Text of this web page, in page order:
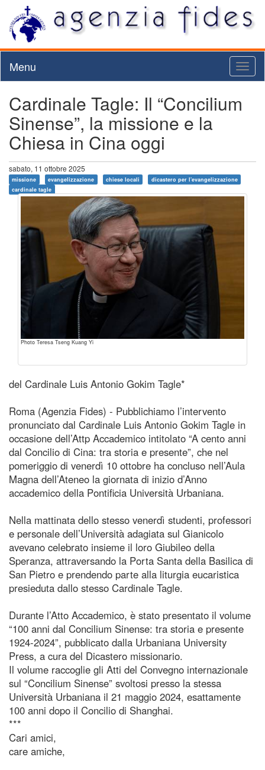
Menu
Cardinale Tagle: Il “Concilium
Sinense”, la missione e la
Chiesa in Cina oggi
sabato, 11 ottobre 2025
missione evangelizzazione chiese locali
dicastero per l'evangelizzazione
cardinale tagle
Photo Teresa Tseng Kuang Yi
del Cardinale Luis Antonio Gokim Tagle*
Roma (Agenzia Fides) - Pubblichiamo l’intervento
pronunciato dal Cardinale Luis Antonio Gokim Tagle in
occasione dell’Attp Accademico intitolato “A cento anni
dal Concilio di Cina: tra storia e presente”, che nel
pomeriggio di venerdì 10 ottobre ha concluso nell’Aula
Magna dell’Ateneo la giornata di inizio d’Anno
accademico della Pontificia Università Urbaniana.
Nella mattinata dello stesso venerdì studenti, professori
e personale dell’Università adagiata sul Gianicolo
avevano celebrato insieme il loro Giubileo della
Speranza, attraversando la Porta Santa della Basilica di
San Pietro e prendendo parte alla liturgia eucaristica
presieduta dallo stesso Cardinale Tagle.
Durante l’Atto Accademico, è stato presentato il volume
“100 anni dal Concilium Sinense: tra storia e presente
1924-2024”, pubblicato dalla Urbaniana University
Press, a cura del Dicastero missionario.
Il volume raccoglie gli Atti del Convegno internazionale
sul “Concilium Sinense” svoltosi presso la stessa
Università Urbaniana il 21 maggio 2024, esattamente
100 anni dopo il Concilio di Shanghai.
***
Cari amici,
care amiche,